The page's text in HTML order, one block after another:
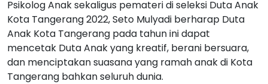
Psikolog Anak sekaligus pemateri di seleksi Duta Anak
Kota Tangerang 2022, Seto Mulyadi berharap Duta
Anak Kota Tangerang pada tahun ini dapat
mencetak Duta Anak yang kreatif, berani bersuara,
dan menciptakan suasana yang ramah anak di Kota
Tangerang bahkan seluruh dunia.